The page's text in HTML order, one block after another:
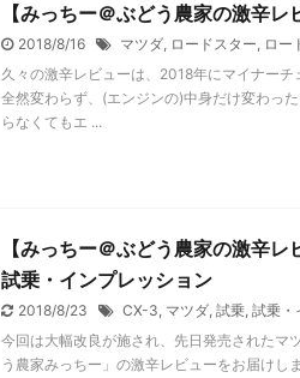
【みっちー＠ぶどう農家の激辛
2018/8/16 マツダ, ロードスター, ロー
久々の激辛レビューは、2018年にマイナー
全然変わらず、(エンジンの)中身だけ変わっ
らなくてもエ ...
【みっちー＠ぶどう農家の激辛
試乗・インプレッション
2018/8/23 CX-3, マツダ, 試乗, 試乗・
今回は大幅改良が施され、先日発売された
う農家みっちー」の激辛レビューをお届けし